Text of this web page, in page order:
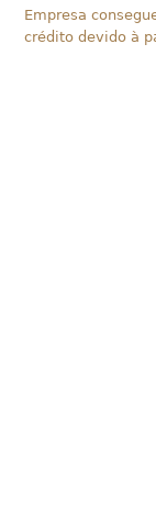
Empresa
crédito devido à